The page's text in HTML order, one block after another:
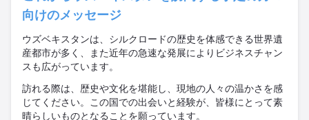
向けのメッセージ
ウズベキスタンは、シルクロードの歴史を体感できる世界遺
産都市が多く、また近年の急速な発展によりビジネスチャン
スも広がっています。
訪れる際は、歴史や文化を堪能し、現地の人々の温かさを感
じてください。この国での出会いと経験が、皆様にとって素
晴らしいものとなることを願っています。